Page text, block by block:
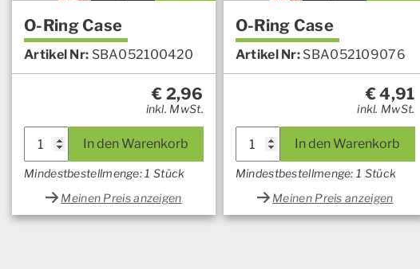
O-Ring Case
Artikel Nr: SBA052100420
€ 2,96
inkl. MwSt.
In den Warenkorb
Mindestbestellmenge: 1 Stück
Meinen Preis anzeigen
O-Ring Case
Artikel Nr: SBA052109076
€4,91
inkl. MwSt.
In den Warenkorb
Mindestbestellmenge: 1 Stück
Meinen Preis anzeigen